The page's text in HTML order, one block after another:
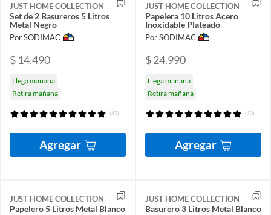
JUST HOME COLLECTION
Set de 2 Basureros 5 Litros
Metal Negro
Por SODIMAC
$ 14.490
Llega mañana
Retira mañana
(42)
Agregar
JUST HOME COLLECTION
Papelera 10 Litros Acero
Inoxidable Plateado
Por SODIMAC
$ 24.990
Llega mañana
Retira mañana
(12)
Agregar
JUST HOME COLLECTION
Papelero 5 Litros Metal Blanco
JUST HOME COLLECTION
Basurero 3 Litros Metal Blanco